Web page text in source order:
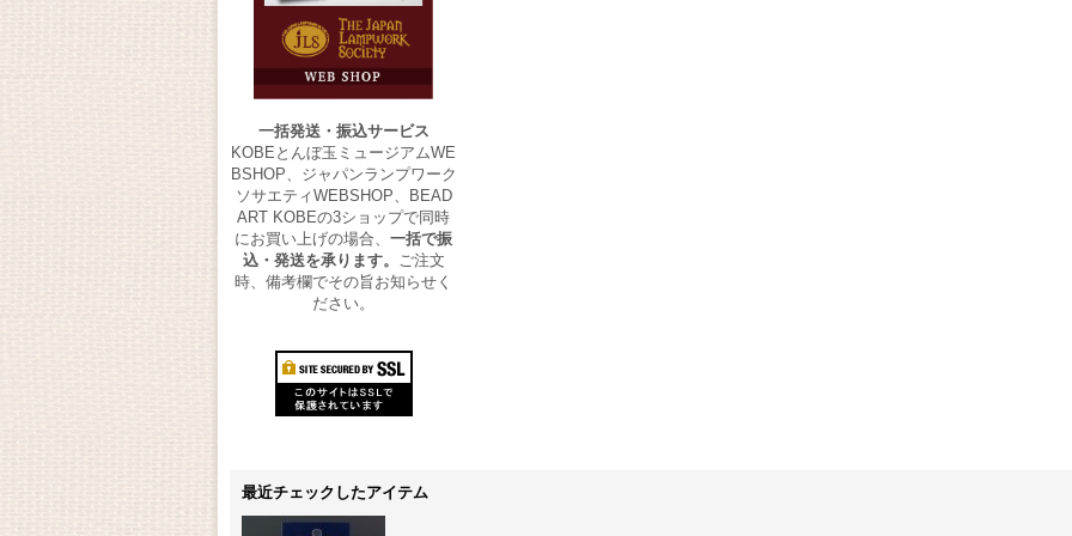
一括発送・振込サービス
KOBEとんぼ玉ミュージアムWE
BSHOP、ジャパンランプワーク
ソサエティWEBSHOP、BEAD
ART KOBEの3ショップで同時
にお買い上げの場合、 一括で振
込・発送を承ります。 ご注文
時、備考欄でその旨お知らせく
ださい。
最近チェックしたアイテム